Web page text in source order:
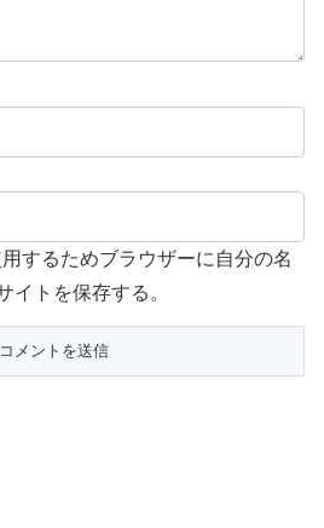
するためブラウザーに自分の名
イトを保存する。